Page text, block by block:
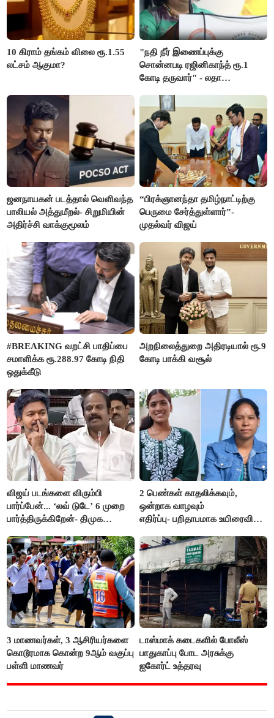
10 கிராம் தங்கம் விலை ரூ.1.55
லட்சம் ஆகுமா?
"நதி நீர் இணைப்புக்கு
சொன்னபடி ரஜினிகாந்த் ரூ.1
கோடி தருவார்" - லதா
ஜனநாயகன் படத்தால் வெளிவந்த
பாலியல் அத்துமீறல்- சிறுமியின்
அதிர்ச்சி வாக்குமூலம்
“பிரக்ஞானந்தா தமிழ்நாட்டிற்கு
பெருமை சேர்த்துள்ளார்”-
முதல்வர் விஜய்
#BREAKING வறட்சி பாதிப்பை
சமாளிக்க ரூ.288.97 கோடி நிதி
ஒதுக்கீடு
அறநிலைத்துறை அதிரடியால் ரூ.9
கோடி பாக்கி வசூல்
விஜய் படங்களை விரும்பி
பார்ப்பேன்... ‘லவ் டுடே’ 6 முறை
பார்த்திருக்கிறேன்- திமுக
2 பெண்கள் காதலிக்கவும்,
ஒன்றாக வாழவும்
எதிர்ப்பு- பறிதாபமாக உயிரைவிட்ட
3 மாணவர்கள், 3 ஆசிரியர்களை
கொடூரமாக கொன்ற 9ஆம் வகுப்பு
பள்ளி மாணவர்
டாஸ்மாக் கடைகளில் போலீஸ்
பாதுகாப்பு போட அரசுக்கு
ஐகோர்ட் உத்தரவு